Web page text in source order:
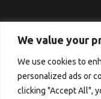
We value your
We use cookies to
personalized ads or
clicking "Accept All",
Sociale Media